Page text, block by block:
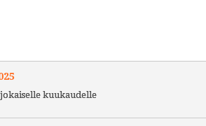
kuukaudelle